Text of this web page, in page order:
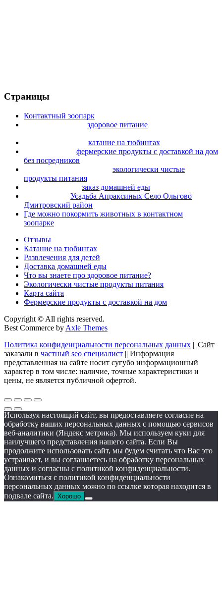
Страницы
Контактный зоопарк
здоровое питание
катание на тюбингах
фермерские продукты с доставкой на дом
без посредников
экологически чистые
продукты питания
заказ домашней еды
Усадьба Апраксиных Село Ольгово
Дмитровский район
Где можно покормить животных в контактном
зоопарке
Отзывы
Катание на тюбингах
Развлечения для детей
Доставка домашней еды
Что вы знаете про здоровое питание?
Экологически чистые продукты питания
Карта сайта
Фермерские продукты с доставкой на дом
Copyright © All rights reserved.
Best Commerce by Axle Themes
Политика конфиденциальности персональных данных || Сайт
заказали в частный seo специалист || Информация
представленная на сайте носит сугубо информационный
характер в том числе: наличие, точные характеристики и
цены, не является публичной офертой.
Используя настоящий сайт, вы предоставляете согласие на
обработку ваших персональных данных с помощью сервисов
веб-аналитики (Яндекс метрика). Мы используем куки для
наилучшего представления нашего сайта. Если Вы
продолжите использовать сайт, мы будем считать что Вас это
устраивает, и вы соглашаетесь на обработку персональных
данных и согласны c политикой конфиденциальности.
Ознакомиться с политикой конфиденциальности
персональных данных можно по ссылке которая находится в
подвале сайта. Хорошо